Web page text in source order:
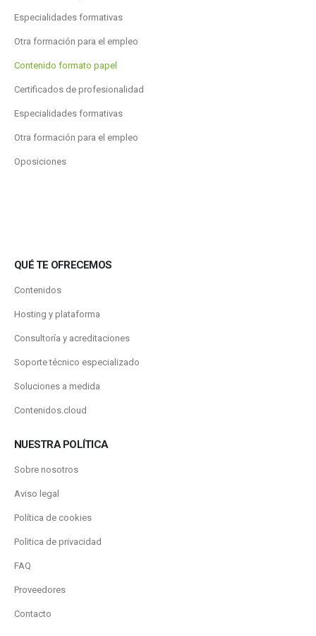
Especialidades formativas
Otra formación para el empleo
Contenido formato papel
Certificados de profesionalidad
Especialidades formativas
Otra formación para el empleo
Oposiciones
QUÉ TE OFRECEMOS
Contenidos
Hosting y plataforma
Consultoría y acreditaciones
Soporte técnico especializado
Soluciones a medida
Contenidos.cloud
NUESTRA POLÍTICA
Sobre nosotros
Aviso legal
Política de cookies
Politica de privacidad
FAQ
Proveedores
Contacto